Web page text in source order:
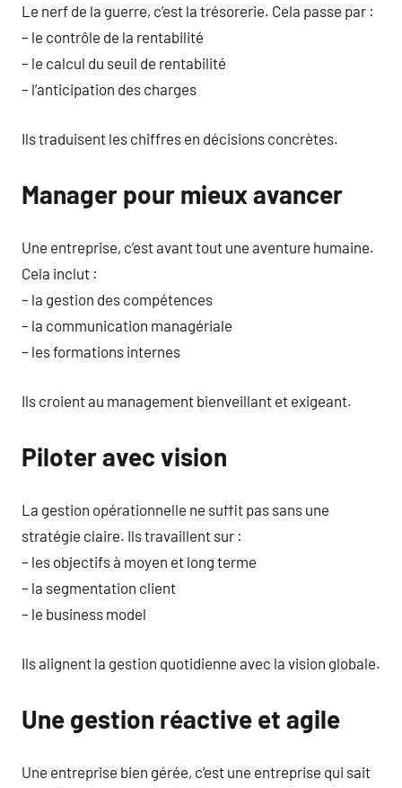
Le nerf de la guerre, c’est la trésorerie. Cela passe par :
– le contrôle de la rentabilité
– le calcul du seuil de rentabilité
– l’anticipation des charges
Ils traduisent les chiffres en décisions concrètes.
Manager pour mieux avancer
Une entreprise, c’est avant tout une aventure humaine.
Cela inclut :
– la gestion des compétences
– la communication managériale
– les formations internes
Ils croient au management bienveillant et exigeant.
Piloter avec vision
La gestion opérationnelle ne suffit pas sans une
stratégie claire. Ils travaillent sur :
– les objectifs à moyen et long terme
– la segmentation client
– le business model
Ils alignent la gestion quotidienne avec la vision globale.
Une gestion réactive et agile
Une entreprise bien gérée, c’est une entreprise qui sait